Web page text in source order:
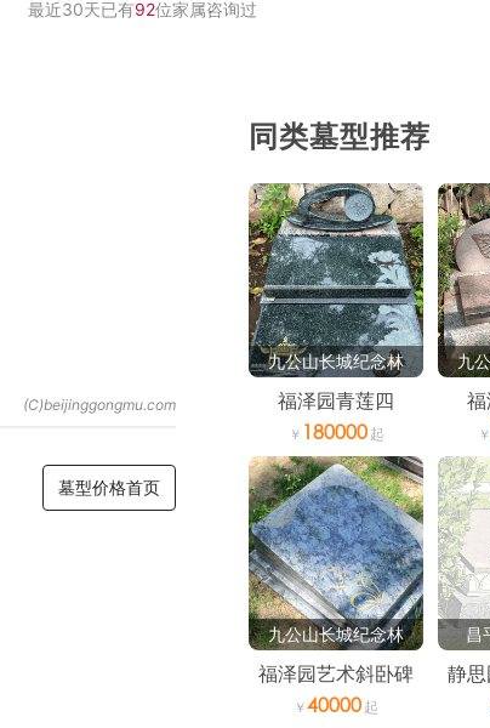
最近30天已有92位家属咨询过
墓型价格首页
同类墓型推荐
九公山长城纪念林
福泽园青莲四
180000
九
九公山长城纪念林
福泽园艺术斜卧碑
40000
昌
静